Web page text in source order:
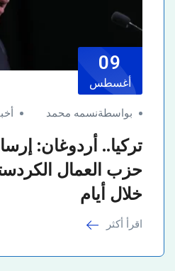
09
أغسطس
بواسطةنسمه محمد
تركيا.. أردوغان:
حزب العمال
خلال أيام
اقرأ أكثر